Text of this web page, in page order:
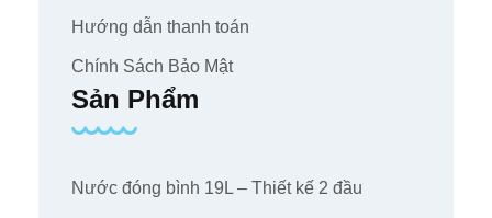
Hướng dẫn thanh toán
Chính Sách Bảo Mật
Sản Phẩm
Nước đóng bình 19L – Thiết kế 2 đầu